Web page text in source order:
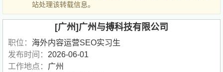
站处理该转载信息。
[广州]广州与搏科技有限公司
职位： 海外内容运营SEO实习生
发布时间： 2026-06-01
工作地点： 广州